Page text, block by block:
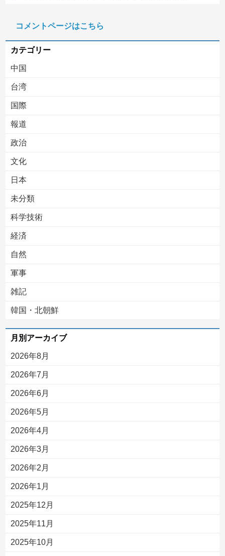
【移民政策反対】イオンの売り場で唐揚げを食う中国人の子供
コメントページはこちら
カテゴリー
中国
台湾
国際
報道
政治
文化
日本
未分類
科学技術
経済
自然
軍事
雑記
韓国・北朝鮮
月別アーカイブ
2026年8月
2026年7月
2026年6月
2026年5月
2026年4月
2026年3月
2026年2月
2026年1月
2025年12月
2025年11月
2025年10月